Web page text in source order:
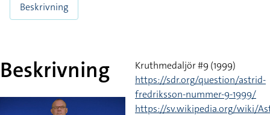
Beskrivning
Beskrivning
Kruthmedaljör #9 (1999)
https://sdr.org/question/astrid-
fredriksson-nummer-9-1999/
https://sv.wikipedia.org/wiki/